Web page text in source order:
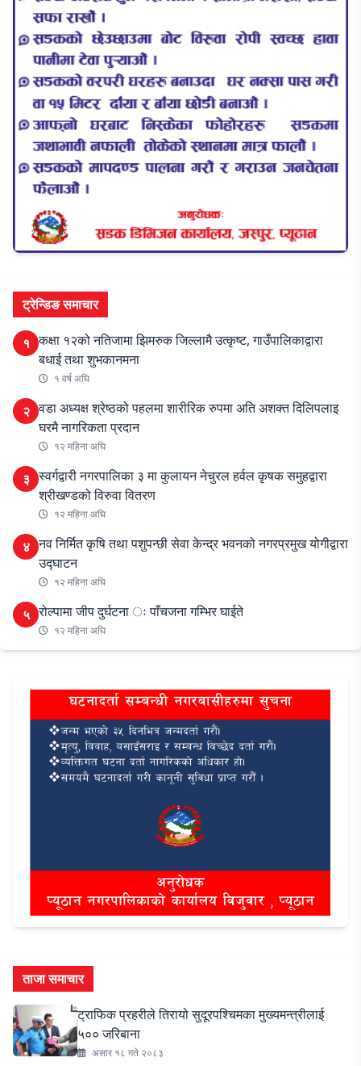
ट्रेन्डिङ समाचार
१ कक्षा १२को नतिजामा झिमरुक जिल्लामै उत्कृष्ट, गाउँपालिकाद्वारा
बधाई तथा शुभकानमना
१ वर्ष अघि
२ वडा अध्यक्ष श्रेष्ठको पहलमा शारीरिक रुपमा अति अशक्त दिलिपलाइ
घरमै नागरिकता प्रदान
१२ महिना अघि
३ स्वर्गद्वारी नगरपालिका ३ मा कुलायन नेचुरल हर्वल कृषक समुहद्वारा
श्रीखण्डको विरुवा वितरण
१२ महिना अघि
४ नव निर्मित कृषि तथा पशुपन्छी सेवा केन्द्र भवनको नगरप्रमुख योगीद्वारा
उद्घाटन
१२ महिना अघि
५ रोल्पामा जीप दुर्घटना ः पाँचजना गम्भिर घाईते
१२ महिना अघि
ताजा समाचार
ट्राफिक प्रहरीले तिरायो सुदूरपश्चिमका मुख्यमन्त्रीलाई
५०० जरिबाना
असार १८ गते २०८३